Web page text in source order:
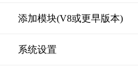
添加模块(V8或更早版本)
系统设置